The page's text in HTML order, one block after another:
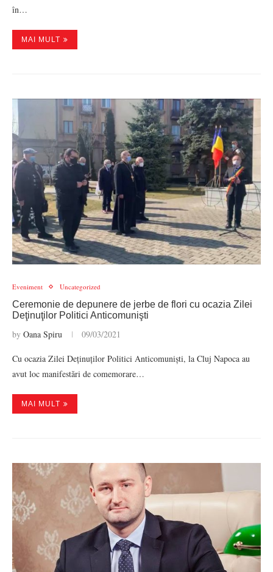
în…
MAI MULT
Eveniment Uncategorized
Ceremonie de depunere de jerbe de flori cu ocazia Zilei
Deţinuţilor Politici Anticomunişti
by Oana Spiru 09/03/2021
Cu ocazia Zilei Deținuților Politici Anticomuniști, la Cluj Napoca au
avut loc manifestări de comemorare…
MAI MULT